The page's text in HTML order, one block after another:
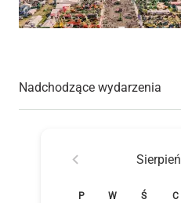
Nadchodzące wydarzenia
Sierpień
P W Ś C